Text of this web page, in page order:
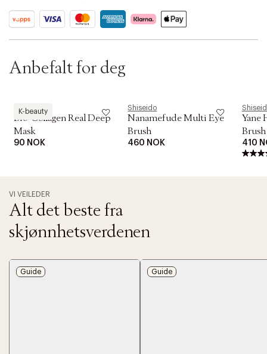
c
Anbefalt for deg
K-beauty
Biodance
Bio-Collagen Real Deep
Mask
90 NOK
Shiseido
Nanamefude Multi Eye
Brush
460 NOK
Yane
Brush
410
VI VEILEDER
Alt det beste fra
skjønnhetsverdenen
Guide Guide